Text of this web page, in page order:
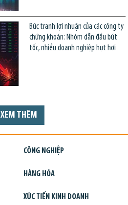
Bức tranh lợi nhuận của các công ty
chứng khoán: Nhóm dẫn đầu bứt
tốc, nhiều doanh nghiệp hụt hơi
XEM THÊM
CÔNG NGHIỆP
HÀNG HÓA
XÚC TIẾN KINH DOANH